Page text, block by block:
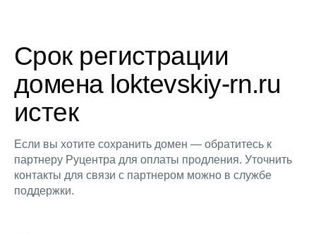
Срок регистрации
домена loktevskiy-rn.ru
истек
Если вы хотите сохранить домен — обратитесь к
партнеру Руцентра для оплаты продления. Уточнить
контакты для связи с партнером можно в службе
поддержки.